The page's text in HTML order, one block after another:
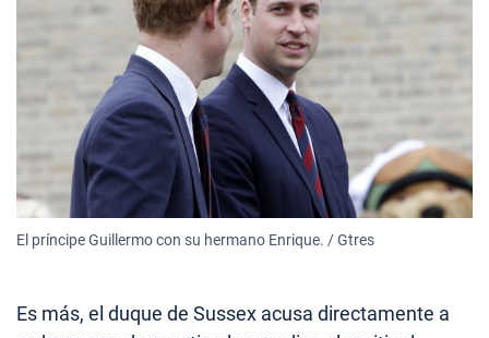
El príncipe Guillermo con su hermano Enrique. / Gtres
Es más, el duque de Sussex acusa directamente a